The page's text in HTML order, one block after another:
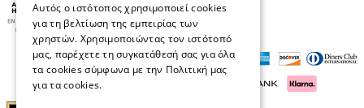
Αυτός ο ιστότοπος χρησιμοποιεί cookies
για τη βελτίωση της εμπειρίας των
χρηστών. Χρησιμοποιώντας τον ιστότοπό
μας, παρέχετε τη συγκατάθεσή σας για όλα
τα cookies σύμφωνα με την Πολιτική μας
για τα cookies.